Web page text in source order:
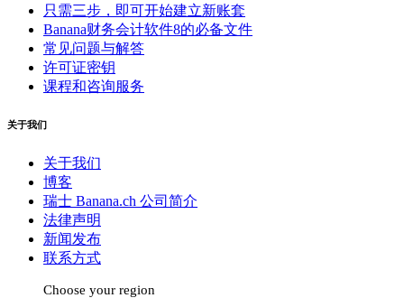
只需三步，即可开始建立新账套
Banana财务会计软件8的必备文件
常见问题与解答
许可证密钥
课程和咨询服务
关于我们
关于我们
博客
瑞士 Banana.ch 公司简介
法律声明
新闻发布
联系方式
Choose your region